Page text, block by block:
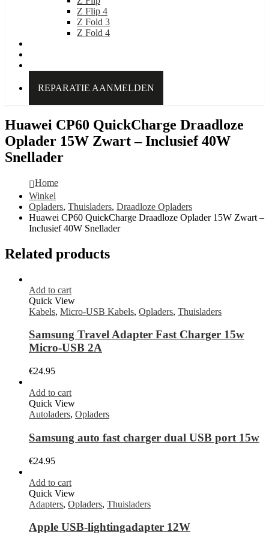
Z Flip 4
Z Fold 3
Z Fold 4
REPARATIE AANMELDEN
Huawei CP60 QuickCharge Draadloze
Oplader 15W Zwart – Inclusief 40W
Snellader
Home
Winkel
Opladers, Thuisladers, Draadloze Opladers
Huawei CP60 QuickCharge Draadloze Oplader 15W Zwart –
Inclusief 40W Snellader
Related products
Add to cart
Quick View
Kabels, Micro-USB Kabels, Opladers, Thuisladers
Samsung Travel Adapter Fast Charger 15w
Micro-USB 2A
€24.95
Add to cart
Quick View
Autoladers, Opladers
Samsung auto fast charger dual USB port 15w
€24.95
Add to cart
Quick View
Adapters, Opladers, Thuisladers
Apple USB-lightingadapter 12W